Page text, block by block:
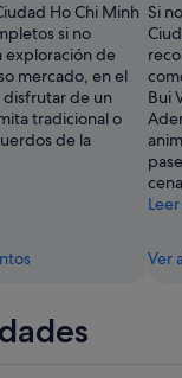
Ho Chi Minh
si no
exploración de
mercado, en el
de un
tradicional o
de la
Si
Bui
Ver